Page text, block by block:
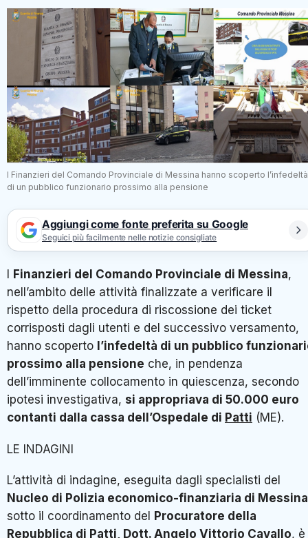
I Finanzieri del Comando Provinciale di Messina hanno scoperto l’infedeltà
di un pubblico funzionario prossimo alla pensione
Aggiungi come fonte preferita su Google
Seguici più facilmente nelle notizie consigliate
Finanzieri del Comando Provinciale di Messina,
nell’ambito delle attività finalizzate a verificare il
rispetto della procedura di riscossione dei ticket
corrisposti dagli utenti e del successivo versamento,
hanno scoperto l’infedeltà di un pubblico
prossimo alla pensione che, in pendenza
dell’imminente collocamento in quiescenza, secondo
ipotesi investigativa, si appropriava di 50.000 euro
contanti dalla cassa dell’Ospedale di Patti (ME).
LE INDAGINI
L’attività di indagine, eseguita dagli specialisti del
Nucleo di Polizia economico-finanziaria di Messina
sotto il coordinamento del
Procuratore della
Repubblica di Patti, Dott. Angelo Vittorio Cavallo, è